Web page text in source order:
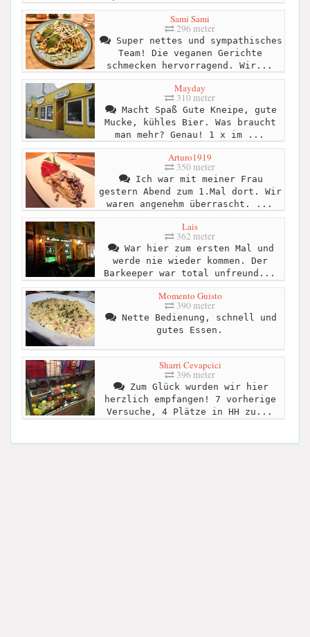
Sami Sami
296 meter
Super nettes und sympathisches
Team! Die veganen Gerichte
schmecken hervorragend. Wir...
Mayday
310 meter
Macht Spaß Gute Kneipe, gute
Mucke, kühles Bier. Was braucht
man mehr? Genau! 1 x im ...
Arturo1919
350 meter
Ich war mit meiner Frau
gestern Abend zum 1.Mal dort. Wir
waren angenehm überrascht. ...
Lais
362 meter
War hier zum ersten Mal und
werde nie wieder kommen. Der
Barkeeper war total unfreund...
Momento Guisto
390 meter
Nette Bedienung, schnell und
gutes Essen.
Sharri Cevapcici
396 meter
Zum Glück wurden wir hier
herzlich empfangen! 7 vorherige
Versuche, 4 Plätze in HH zu...